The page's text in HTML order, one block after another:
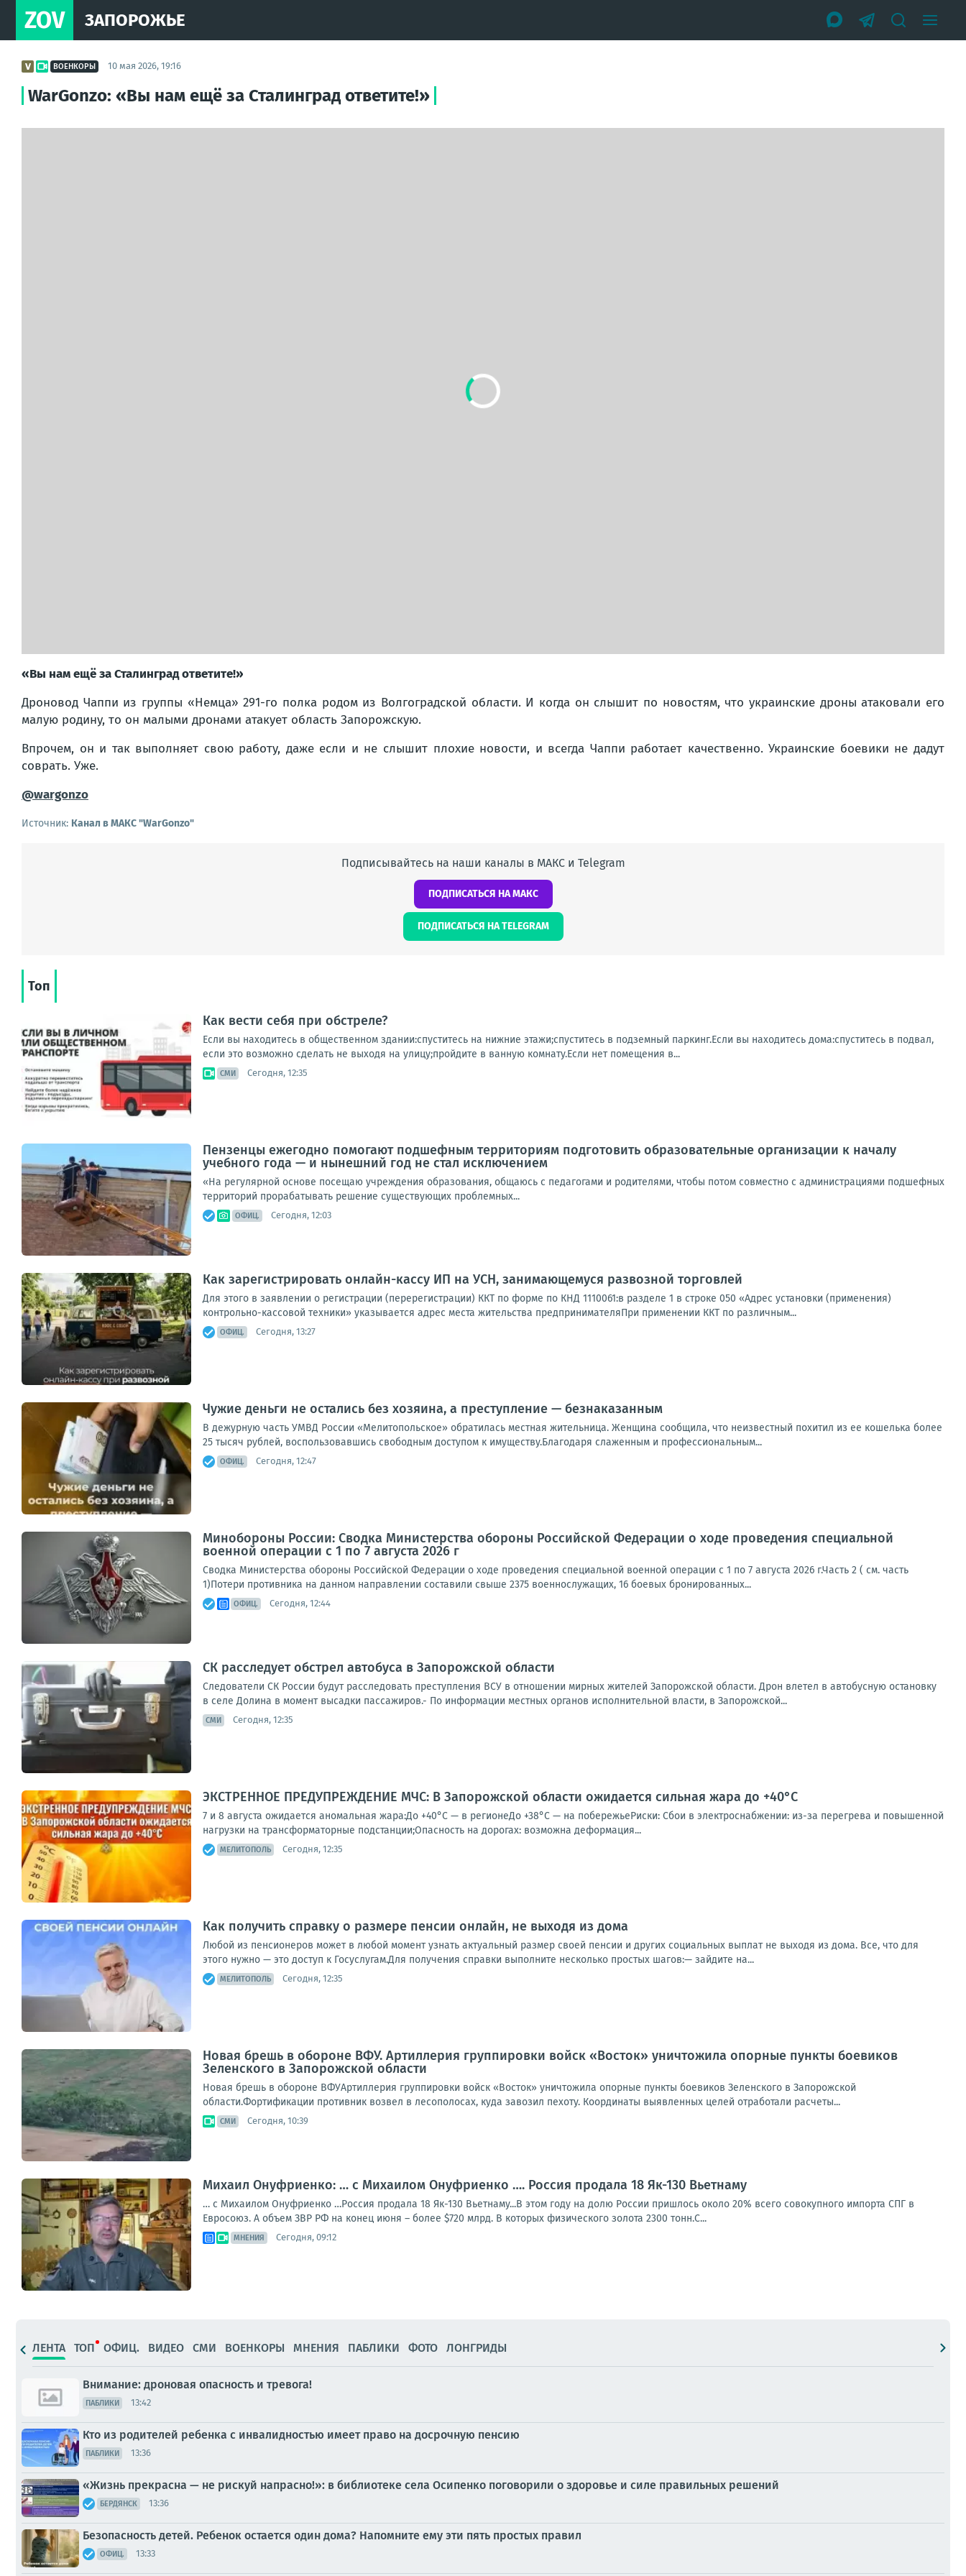
ZOV ЗАПОРОЖЬЕ
ВОЕНКОРЫ 10 мая 2026, 19:16
WarGonzo: «Вы нам ещё за Сталинград ответите!»
«Вы нам ещё за Сталинград ответите!»
Дроновод Чаппи из группы «Немца» 291-го полка родом из Волгоградской области. И когда он слышит по новостям, что украинские дроны атаковали его
малую родину, то он малыми дронами атакует область Запорожскую.
Впрочем, он и так выполняет свою работу, даже если и не слышит плохие новости, и всегда Чаппи работает качественно. Украинские боевики не дадут
соврать. Уже.
@wargonzo
Источник: Канал в МАКС "WarGonzo"
Подписывайтесь на наши каналы в МАКС и Telegram
ПОДПИСАТЬСЯ НА МАКС
ПОДПИСАТЬСЯ НА TELEGRAM
Топ
Как вести себя при обстреле?
Если вы находитесь в общественном здании:спуститесь на нижние этажи;спуститесь в подземный паркинг.Если вы находитесь дома:спуститесь в подвал,
если это возможно сделать не выходя на улицу;пройдите в ванную комнату.Если нет помещения в...
СМИ Сегодня, 12:35
Пензенцы ежегодно помогают подшефным территориям подготовить образовательные организации к началу
учебного года — и нынешний год не стал исключением
«На регулярной основе посещаю учреждения образования, общаюсь с педагогами и родителями, чтобы потом совместно с администрациями подшефных
территорий прорабатывать решение существующих проблемных...
ОФИЦ. Сегодня, 12:03
Как зарегистрировать онлайн-кассу ИП на УСН, занимающемуся развозной торговлей
Для этого в заявлении о регистрации (перерегистрации) ККТ по форме по КНД 1110061:в разделе 1 в строке 050 «Адрес установки (применения)
контрольно-кассовой техники» указывается адрес места жительства предпринимателяПри применении ККТ по различным...
ОФИЦ. Сегодня, 13:27
Чужие деньги не остались без хозяина, а преступление — безнаказанным
В дежурную часть УМВД России «Мелитопольское» обратилась местная жительница. Женщина сообщила, что неизвестный похитил из ее кошелька более
25 тысяч рублей, воспользовавшись свободным доступом к имуществу.Благодаря слаженным и профессиональным...
ОФИЦ. Сегодня, 12:47
Минобороны России: Сводка Министерства обороны Российской Федерации о ходе проведения специальной
военной операции с 1 по 7 августа 2026 г
Сводка Министерства обороны Российской Федерации о ходе проведения специальной военной операции с 1 по 7 августа 2026 г.Часть 2 ( см. часть
1)Потери противника на данном направлении составили свыше 2375 военнослужащих, 16 боевых бронированных...
ОФИЦ. Сегодня, 12:44
СК расследует обстрел автобуса в Запорожской области
Следователи СК России будут расследовать преступления ВСУ в отношении мирных жителей Запорожской области. Дрон влетел в автобусную остановку
в селе Долина в момент высадки пассажиров.- По информации местных органов исполнительной власти, в Запорожской...
СМИ Сегодня, 12:35
ЭКСТРЕННОЕ ПРЕДУПРЕЖДЕНИЕ МЧС: В Запорожской области ожидается сильная жара до +40°C
7 и 8 августа ожидается аномальная жара:До +40°C — в регионеДо +38°C — на побережьеРиски: Сбои в электроснабжении: из-за перегрева и повышенной
нагрузки на трансформаторные подстанции;Опасность на дорогах: возможна деформация...
МЕЛИТОПОЛЬ Сегодня, 12:35
Как получить справку о размере пенсии онлайн, не выходя из дома
Любой из пенсионеров может в любой момент узнать актуальный размер своей пенсии и других социальных выплат не выходя из дома. Все, что для
этого нужно — это доступ к Госуслугам.Для получения справки выполните несколько простых шагов:— зайдите на...
МЕЛИТОПОЛЬ Сегодня, 12:35
Новая брешь в обороне ВФУ. Артиллерия группировки войск «Восток» уничтожила опорные пункты боевиков
Зеленского в Запорожской области
Новая брешь в обороне ВФУАртиллерия группировки войск «Восток» уничтожила опорные пункты боевиков Зеленского в Запорожской
области.Фортификации противник возвел в лесополосах, куда завозил пехоту. Координаты выявленных целей отработали расчеты...
СМИ Сегодня, 10:39
Михаил Онуфриенко: … с Михаилом Онуфриенко …. Россия продала 18 Як-130 Вьетнаму
… с Михаилом Онуфриенко …Россия продала 18 Як-130 Вьетнаму...В этом году на долю России пришлось около 20% всего совокупного импорта СПГ в
Евросоюз. А объем ЗВР РФ на конец июня – более $720 млрд. В которых физического золота 2300 тонн.С...
МНЕНИЯ Сегодня, 09:12
ЛЕНТА ТОП ОФИЦ. ВИДЕО СМИ ВОЕНКОРЫ МНЕНИЯ ПАБЛИКИ ФОТО ЛОНГРИДЫ
Внимание: дроновая опасность и тревога!
ПАБЛИКИ 13:42
Кто из родителей ребенка с инвалидностью имеет право на досрочную пенсию
ПАБЛИКИ 13:36
«Жизнь прекрасна — не рискуй напрасно!»: в библиотеке села Осипенко поговорили о здоровье и силе правильных решений
БЕРДЯНСК 13:36
Безопасность детей. Ребенок остается один дома? Напомните ему эти пять простых правил
ОФИЦ. 13:33